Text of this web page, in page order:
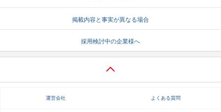
掲載内容と事実が異なる場合
採用検討中の企業様へ
運営会社 よくある質問